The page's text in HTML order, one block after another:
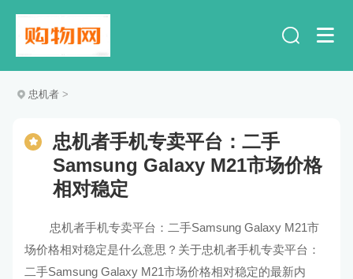
忠机者 >
忠机者手机专卖平台：二手
Samsung Galaxy M21市场价格
相对稳定
忠机者手机专卖平台：二手Samsung Galaxy M21市
场价格相对稳定是什么意思？关于忠机者手机专卖平台：
二手Samsung Galaxy M21市场价格相对稳定的最新内